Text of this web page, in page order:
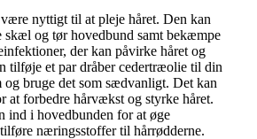
nyttigt til at pleje håret. Den kan
skæl og tør hovedbund samt bekæmpe
der kan påvirke håret og
tilføje et par dråber cedertræolie til din
og bruge det som sædvanligt. Det kan
at forbedre hårvækst og styrke håret.
ind i hovedbunden for at øge
næringsstoffer til hårrødderne.